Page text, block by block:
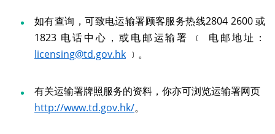
如有查询，可致电运输署顾客服务热线2804 2600 或
1823 电话中心，或电邮运输署 ﹝ 电邮地址：
licensing@td.gov.hk ﹞。
有关运输署牌照服务的资料，你亦可浏览运输署网页
http://www.td.gov.hk/。